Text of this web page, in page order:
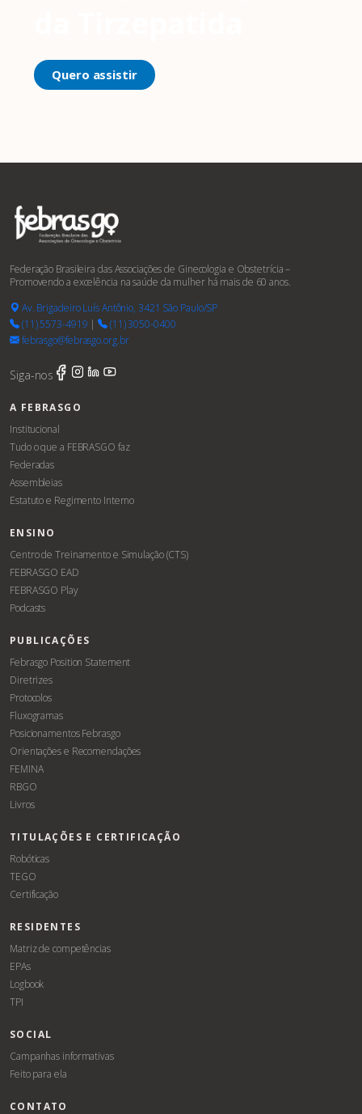
Quero assistir
Federação Brasileira das Associações de Ginecologia e Obstetrícia –
Promovendo a excelência na saúde da mulher há mais de 60 anos.
Av. Brigadeiro Luís Antônio, 3421 São Paulo/SP
(11) 5573-4919 |
(11) 3050-0400
febrasgo@febrasgo.org.br
Siga-nos
A FEBRASGO
Institucional
Tudo o que a FEBRASGO faz
Federadas
Assembleias
Estatuto e Regimento Interno
ENSINO
Centro de Treinamento e Simulação (CTS)
FEBRASGO EAD
FEBRASGO Play
Podcasts
PUBLICAÇÕES
Febrasgo Position Statement
Diretrizes
Protocolos
Fluxogramas
Posicionamentos Febrasgo
Orientações e Recomendações
FEMINA
RBGO
Livros
TITULAÇÕES E CERTIFICAÇÃO
Robóticas
TEGO
Certificação
RESIDENTES
Matriz de competências
EPAs
Logbook
TPI
SOCIAL
Campanhas informativas
Feito para ela
CONTATO